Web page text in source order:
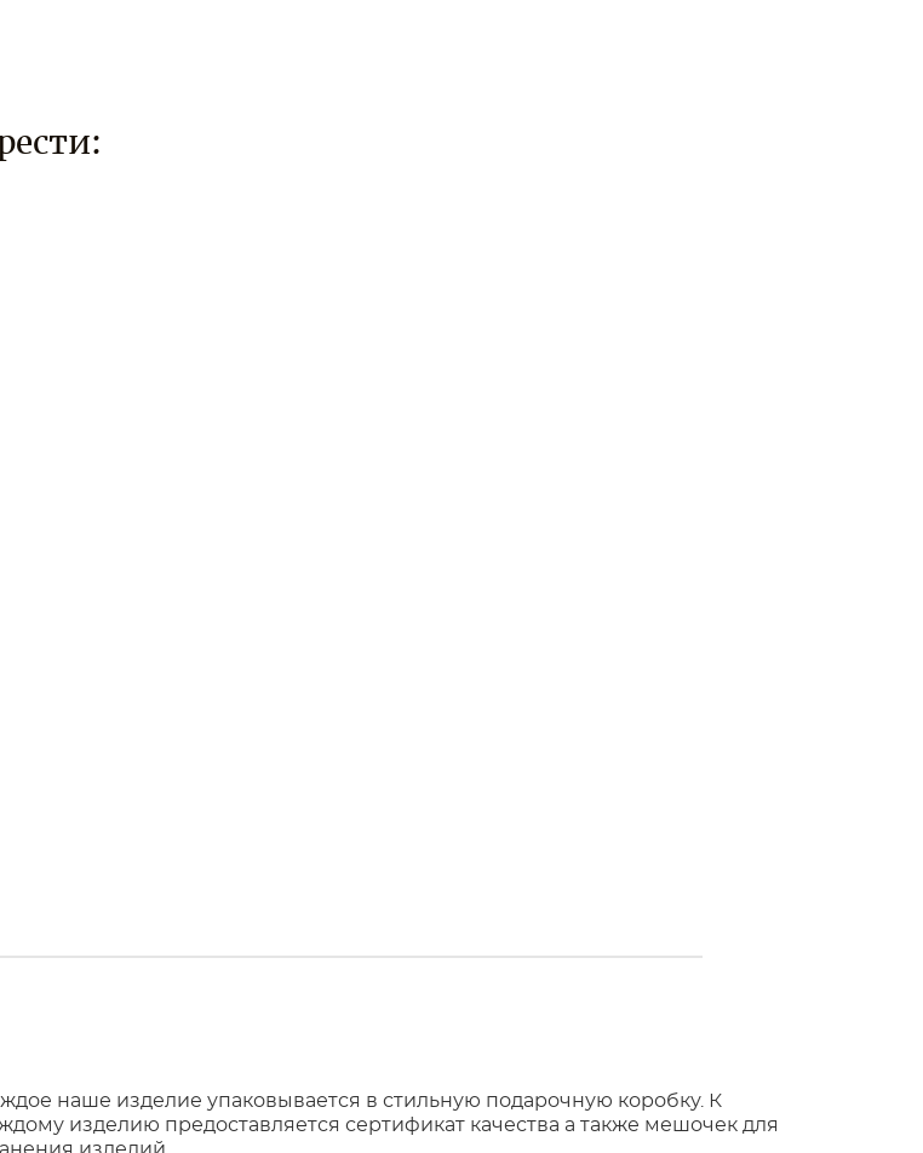
наше изделие упаковывается в стильную подарочную коробку. К
изделию предоставляется сертификат качества а также мешочек для